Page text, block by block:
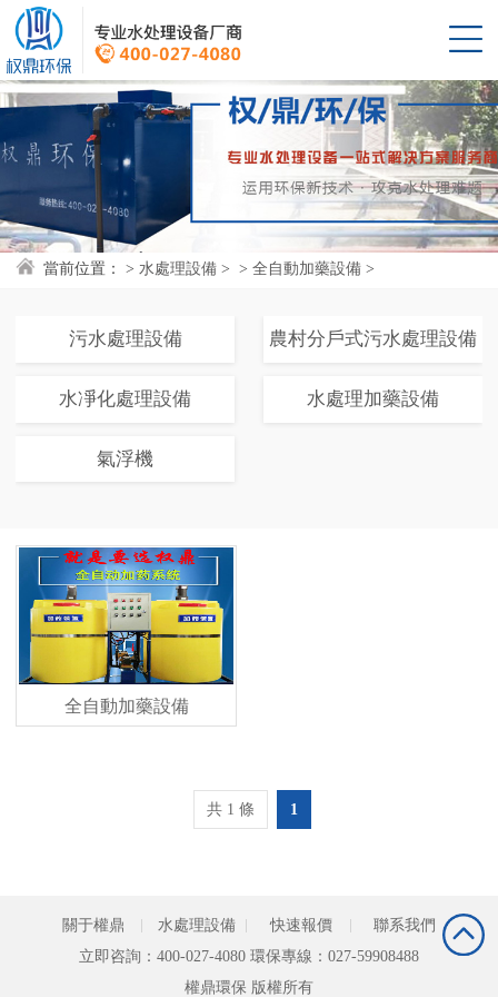
當前位置： > 水處理設備 > > 全自動加藥設備 >
污水處理設備 農村分戶式污水處理設備
水凈化處理設備 水處理加藥設備
氣浮機
全自動加藥設備
共 1 條 1
關于權鼎 水處理設備 快速報價
聯系我們
立即咨詢：400-027-4080 環保專線：027-59908488
權鼎環保 版權所有